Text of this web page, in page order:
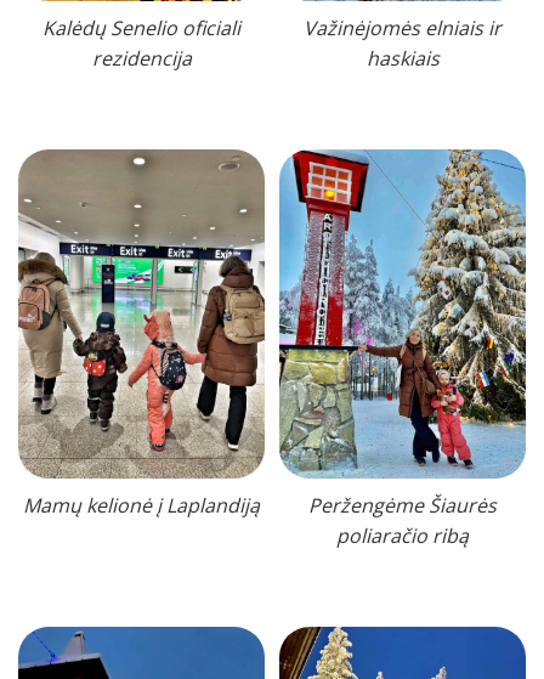
Kalėdų Senelio oficiali
rezidencija
Važinėjomės elniais ir
haskiais
Mamų kelionė į Laplandiją
Peržengėme Šiaurės
poliaračio ribą